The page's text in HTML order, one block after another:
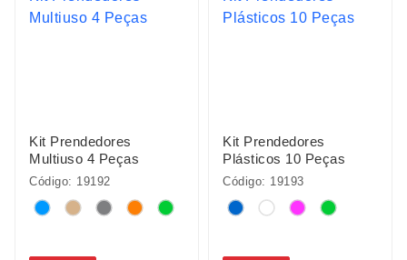
Kit Prendedores
Multiuso 4 Peças
Código: 19192
Kit Prendedores
Plásticos 10 Peças
Código: 19193